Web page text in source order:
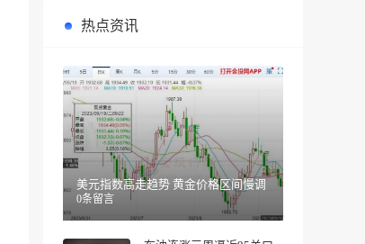
热点资讯
美元指数高走趋势 黄金价格区间慢调
0条留言